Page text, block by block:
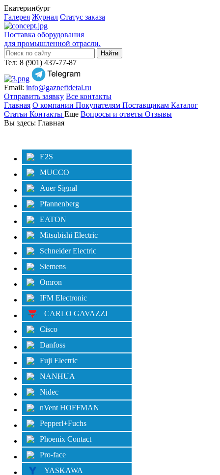
Екатеринбург
Галерея Журнал Статус заказа
Поставка оборудования
для промышленной отрасли.
Тел: 8 (901) 437-77-87
Email: info@gazneftdetal.ru
Отправить заявку Все контакты
Главная О компании Покупателям Поставщикам Каталог
Статьи Контакты Еще Вопросы и ответы Отзывы
Вы здесь: Главная
E2S
MUCCO
Auer Signal
Pfannenberg
EATON
Mitsubishi Electric
Schneider Electric
Siemens
Omron
IFM Electronic
CARLO GAVAZZI
Cisco
Danfoss
Fuji Electric
NANHUA
Nidec
nVent HOFFMAN
Pepperl+Fuchs
Phoenix Contact
Pro-face
YASKAWA